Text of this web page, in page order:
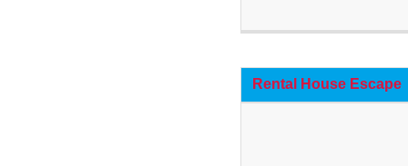
Rental House Escape